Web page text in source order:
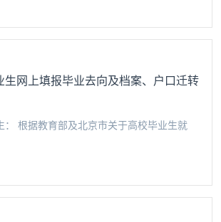
生网上填报毕业去向及档案、户口迁转
： 根据教育部及北京市关于高校毕业生就